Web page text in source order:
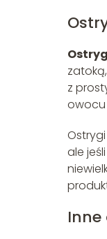
z
owocu
ale
Inne